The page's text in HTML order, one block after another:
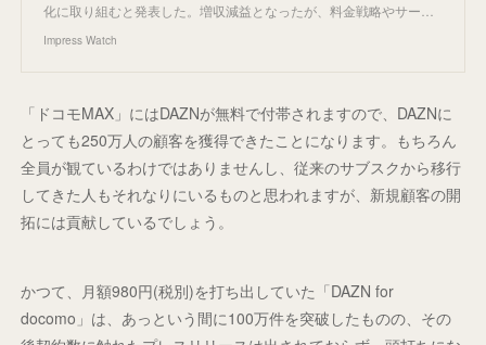
化に取り組むと発表した。増収減益となったが、料金戦略やサー…
Impress Watch
「ドコモMAX」にはDAZNが無料で付帯されますので、DAZNに
とっても250万人の顧客を獲得できたことになります。もちろん
全員が観ているわけではありませんし、従来のサブスクから移行
してきた人もそれなりにいるものと思われますが、新規顧客の開
拓には貢献しているでしょう。
かつて、月額980円(税別)を打ち出していた「DAZN for
docomo」は、あっという間に100万件を突破したものの、その